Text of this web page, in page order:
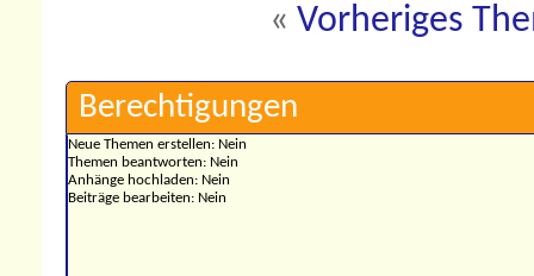
« Vorheriges
Berechtigungen
Neue Themen erstellen: Nein
Themen beantworten: Nein
Anhänge hochladen: Nein
Beiträge bearbeiten: Nein